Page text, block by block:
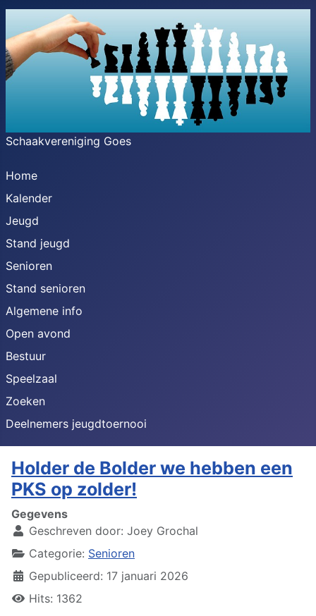
Schaakvereniging Goes
Home
Kalender
Jeugd
Stand jeugd
Senioren
Stand senioren
Algemene info
Open avond
Bestuur
Speelzaal
Zoeken
Deelnemers jeugdtoernooi
Holder de Bolder we hebben een
PKS op zolder!
Gegevens
Geschreven door: Joey Grochal
Categorie: Senioren
Gepubliceerd: 17 januari 2026
Hits: 1362